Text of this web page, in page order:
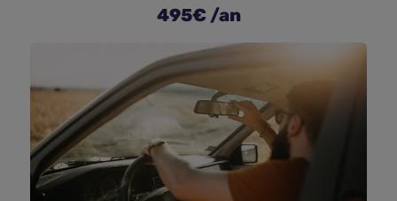
495€ /an